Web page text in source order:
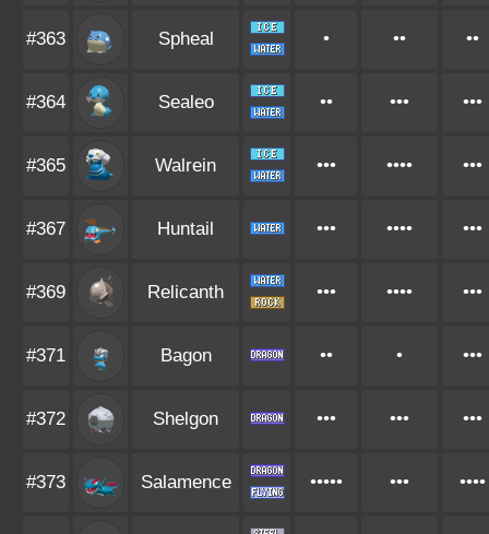
#363 Spheal • •• ••
#364 Sealeo •• ••• •••
#365 Walrein ••• •••• •••
#367 Huntail ••• •••• •••
#369 Relicanth ••• •••• •••
#371 Bagon •• • •••
#372 Shelgon ••• ••• •••
#373 Salamence ••••• ••• ••••